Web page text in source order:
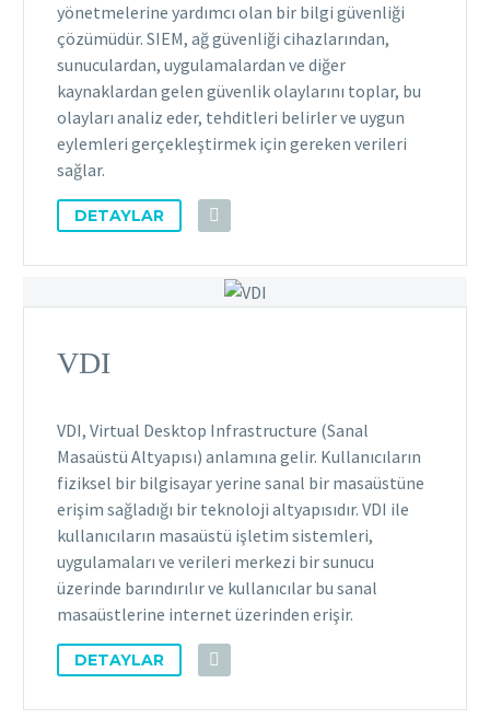
yönetmelerine yardımcı olan bir bilgi güvenliği
çözümüdür. SIEM, ağ güvenliği cihazlarından,
sunuculardan, uygulamalardan ve diğer
kaynaklardan gelen güvenlik olaylarını toplar, bu
olayları analiz eder, tehditleri belirler ve uygun
eylemleri gerçekleştirmek için gereken verileri
sağlar.
DETAYLAR
VDI
VDI, Virtual Desktop Infrastructure (Sanal
Masaüstü Altyapısı) anlamına gelir. Kullanıcıların
fiziksel bir bilgisayar yerine sanal bir masaüstüne
erişim sağladığı bir teknoloji altyapısıdır. VDI ile
kullanıcıların masaüstü işletim sistemleri,
uygulamaları ve verileri merkezi bir sunucu
üzerinde barındırılır ve kullanıcılar bu sanal
masaüstlerine internet üzerinden erişir.
DETAYLAR